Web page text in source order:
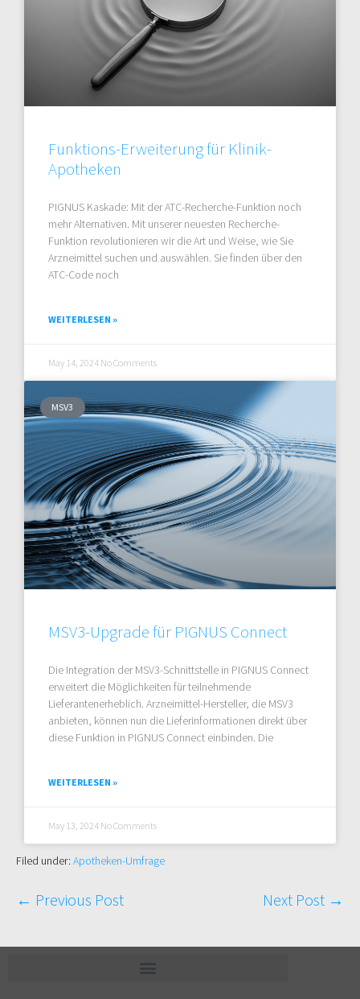
Funktions-Erweiterung für Klinik-
Apotheken
PIGNUS Kaskade: Mit der ATC-Recherche-Funktion noch
mehr Alternativen. Mit unserer neuesten Recherche-
Funktion revolutionieren wir die Art und Weise, wie Sie
Arzneimittel suchen und auswählen. Sie finden über den
ATC-Code noch
WEITERLESEN »
May 14, 2024 No Comments
MSV3
MSV3-Upgrade für PIGNUS Connect
Die Integration der MSV3-Schnittstelle in PIGNUS Connect
erweitert die Möglichkeiten für teilnehmende
Lieferantenerheblich. Arzneimittel-Hersteller, die MSV3
anbieten, können nun die Lieferinformationen direkt über
diese Funktion in PIGNUS Connect einbinden. Die
WEITERLESEN »
May 13, 2024 No Comments
Filed under: Apotheken-Umfrage
← Previous Post Next Post →